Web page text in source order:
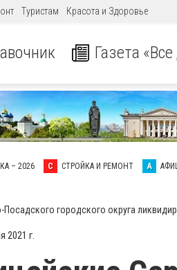
Туристам Красота и Здоровье
Газета
– 2026 С СТРОЙКА И РЕМОНТ А
Посадского городского округа
2021 г.